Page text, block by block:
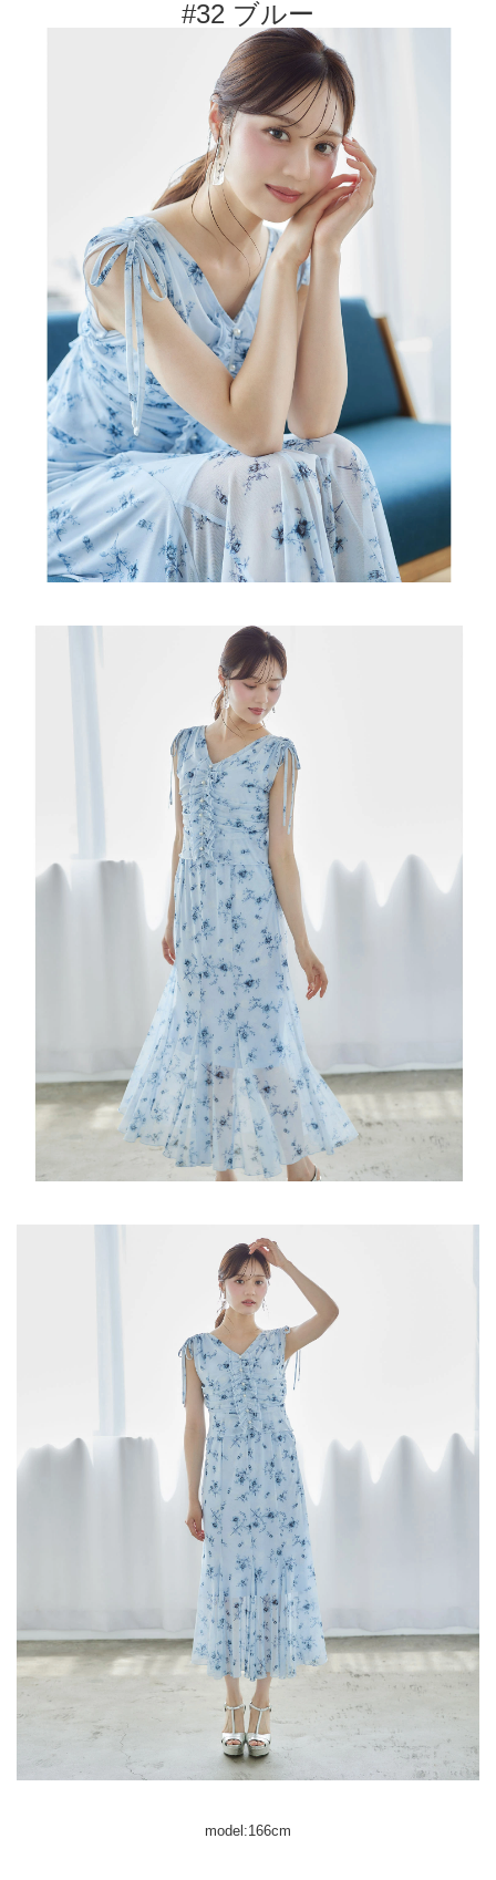
#32 ブルー
model:166cm